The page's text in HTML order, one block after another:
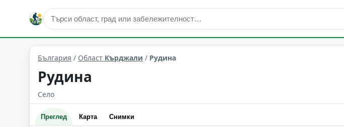
Рудина Област: Кърджали
България / Област Кърджали / Рудина
Рудина
Село
Преглед Карта Снимки